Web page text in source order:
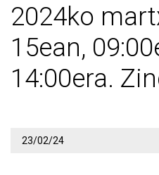
2024ko
15ean,
14:00era.
23/02/24